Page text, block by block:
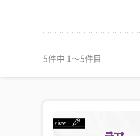
5件中 1〜5件目